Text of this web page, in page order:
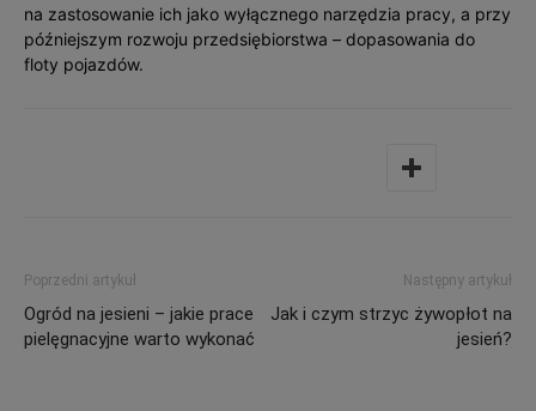
na zastosowanie ich jako wyłącznego narzędzia pracy, a przy
późniejszym rozwoju przedsiębiorstwa – dopasowania do
floty pojazdów.
Poprzedni artykuł
Ogród na jesieni – jakie prace
pielęgnacyjne warto wykonać
Następny artykuł
Jak i czym strzyc żywopłot na
jesień?